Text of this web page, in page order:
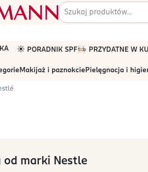
☀️ PORADNIK SPF🧑🏻‍🍳 PRZYDATNE W
Makijaż i paznokcie Pielęgnacja i
od marki Nestle